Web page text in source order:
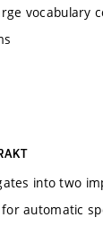
vocabulary
into two
automatic